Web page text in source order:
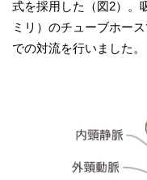
式を採用した（図2）。
ミリ）のチューブホー
での対流を行いました。